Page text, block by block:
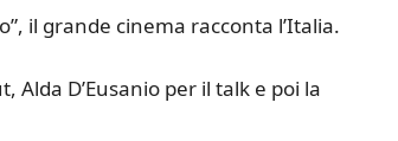
il grande cinema racconta l’Italia.
Alda D’Eusanio per il talk e poi la